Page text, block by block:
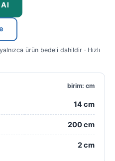
ürün bedeli dahildir · Hızlı
birim: cm
14 cm
200 cm
2 cm